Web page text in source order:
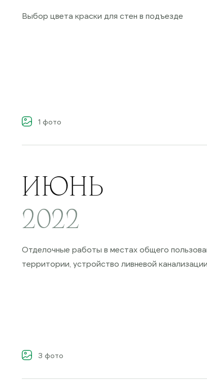
Выбор цвета краски для стен в подъезде
1 фото
ИЮНЬ
2022
Отделочные работы в местах общего
территории, устройство ливневой канализации
3 фото